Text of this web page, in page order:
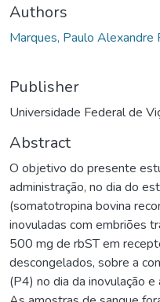
Authors
Marques, Paulo Alexandre
Publisher
Universidade Federal de
Abstract
O objetivo do presente
administração, no dia do
(somatotropina bovina
inovuladas com embriões
500 mg de rbST em
descongelados, sobre a
(P4) no dia da inovulação